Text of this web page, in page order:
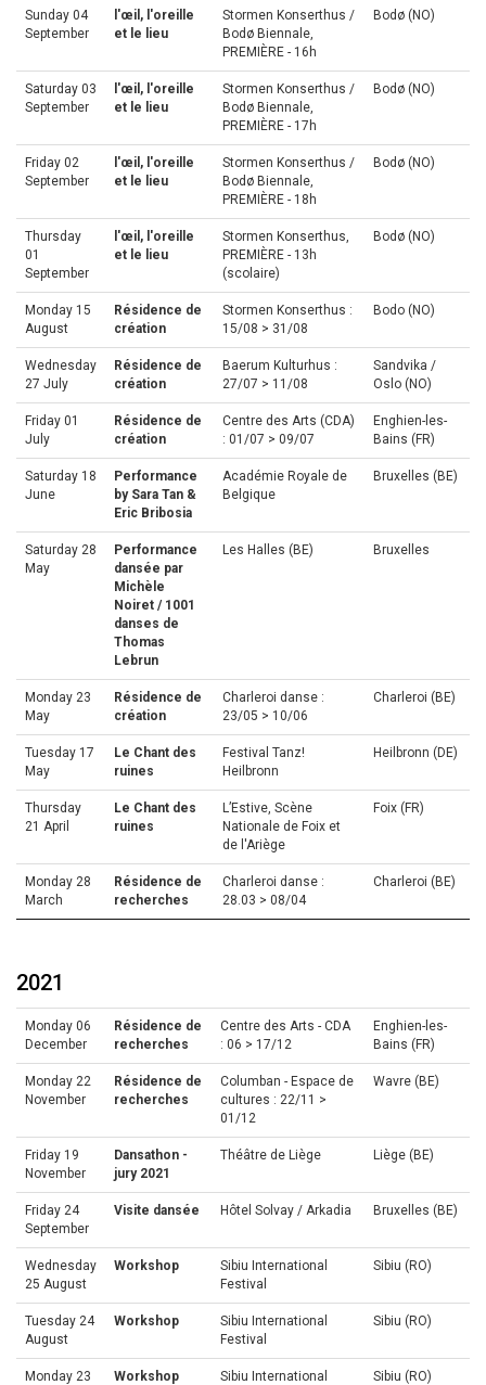
Sunday 04
September
l'œil, l'oreille
et le lieu
Stormen Konserthus /
Bodø Biennale,
PREMIÈRE - 16h
Bodø (NO)
Saturday 03
September
l'œil, l'oreille
et le lieu
Stormen Konserthus /
Bodø Biennale,
PREMIÈRE - 17h
Bodø (NO)
Friday 02
September
l'œil, l'oreille
et le lieu
Stormen Konserthus /
Bodø Biennale,
PREMIÈRE - 18h
Bodø (NO)
Thursday
01
September
l'œil, l'oreille
et le lieu
Stormen Konserthus,
PREMIÈRE - 13h
(scolaire)
Bodø (NO)
Monday 15
August
Résidence de
création
Stormen Konserthus :
15/08 > 31/08
Bodo (NO)
Wednesday
27 July
Résidence de
création
Baerum Kulturhus :
27/07 > 11/08
Sandvika /
Oslo (NO)
Friday 01
July
Résidence de
création
Centre des Arts (CDA)
: 01/07 > 09/07
Enghien-les-
Bains (FR)
Saturday 18
June
Performance
by Sara Tan &
Eric Bribosia
Académie Royale de
Belgique
Bruxelles (BE)
Saturday 28
May
Performance
dansée par
Michèle
Noiret / 1001
danses de
Thomas
Lebrun
Les Halles (BE) Bruxelles
Monday 23
May
Résidence de
création
Charleroi danse :
23/05 > 10/06
Charleroi (BE)
Tuesday 17
May
Le Chant des
ruines
Festival Tanz!
Heilbronn
Heilbronn (DE)
Thursday
21 April
Le Chant des
ruines
L’Estive, Scène
Nationale de Foix et
de l'Ariège
Foix (FR)
Monday 28
March
Résidence de
recherches
Charleroi danse :
28.03 > 08/04
Charleroi (BE)
2021
Monday 06
December
Résidence de
recherches
Centre des Arts - CDA
: 06 > 17/12
Enghien-les-
Bains (FR)
Monday 22
November
Résidence de
recherches
Columban - Espace de
cultures : 22/11 >
01/12
Wavre (BE)
Friday 19
November
Dansathon -
jury 2021
Théâtre de Liège Liège (BE)
Friday 24
September
Visite dansée Hôtel Solvay / Arkadia Bruxelles (BE)
Wednesday
25 August
Workshop
Sibiu International
Festival
Sibiu (RO)
Tuesday 24
August
Workshop
Sibiu International
Festival
Sibiu (RO)
Monday 23
Workshop
Sibiu International
Sibiu (RO)